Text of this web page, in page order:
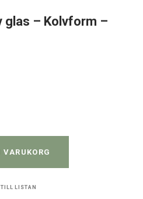
glas – Kolvform –
- 350ml quantity
TILL LISTAN